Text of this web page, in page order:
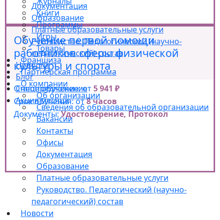
Документация
Образование
Платные образовательные услуги
Руководство. Педагогический (научно-
педагогический) состав
Новости
Блог
Спецпредложение
Акция месяца
Книги
Программы
Игры
Товары
Франшиза
Партнерская программа
О компании
Об организации
Сведения об образовательной организации
Вакансии
Контакты
Офисы
Документация
Образование
Платные образовательные услуги
Руководство. Педагогический (научно-
педагогический) состав
Новости
Обучение первой помощи
работников сферы физической
культуры и спорта
Очное обучение: от5 941 ₽
Срок обучения: от8 часов
Документы:Удостоверение, Протокол